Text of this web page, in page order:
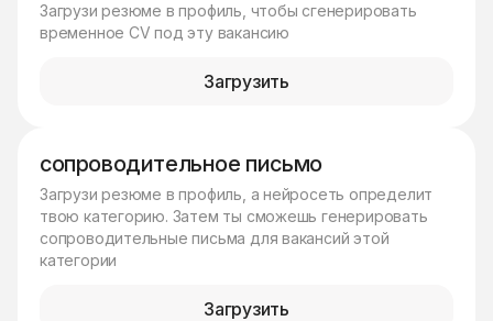
Загрузи резюме в профиль, чтобы сгенерировать
временное CV под эту вакансию
Загрузить
сопроводительное письмо
Загрузи резюме в профиль, а нейросеть определит
твою категорию. Затем ты сможешь генерировать
сопроводительные письма для вакансий этой
категории
Загрузить